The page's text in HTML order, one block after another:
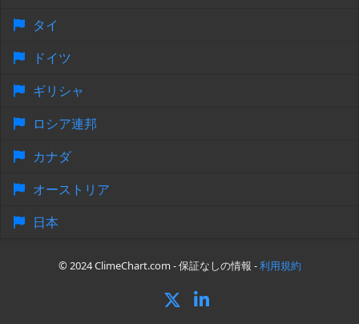
タイ
ドイツ
ギリシャ
ロシア連邦
カナダ
オーストリア
日本
© 2024 ClimeChart.com - 保証なしの情報 -利用規約